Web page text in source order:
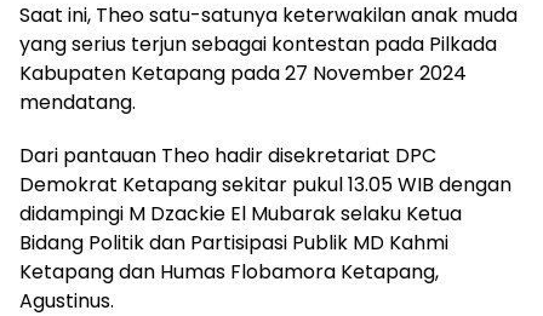
Saat ini, Theo satu-satunya keterwakilan anak muda
yang serius terjun sebagai kontestan pada Pilkada
Kabupaten Ketapang pada 27 November 2024
mendatang.
Dari pantauan Theo hadir disekretariat DPC
Demokrat Ketapang sekitar pukul 13.05 WIB dengan
didampingi M Dzackie El Mubarak selaku Ketua
Bidang Politik dan Partisipasi Publik MD Kahmi
Ketapang dan Humas Flobamora Ketapang,
Agustinus.